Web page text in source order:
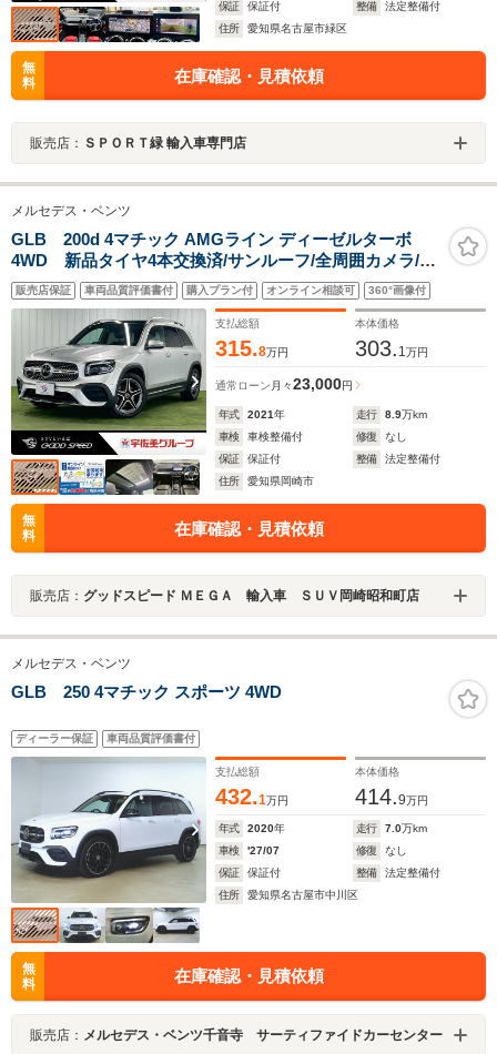
保証 保証付 整備
法定整備付
住所
愛知県名古屋市緑区
無
料
在庫確認・見積依頼
販売店： ＳＰＯＲＴ緑 輸入車専門店
メルセデス・ベンツ
GLB 200d 4マチック AMGライン ディーゼルターボ
4WD 新品タイヤ4本交換済/サンルーフ/全周囲カメラ/レ
ザーEXP/本革シート/ド/ブラインドスポットモニター/電
動リアゲート/パワーシート/シートヒーター/シートメモリ
ー/ETC2.0/デジタルインナーミラー/LEDヘッドライト
販売店保証 車両品質評価書付 購入プラン付 オンライン相談可 360°画像付
支払総額
315.8万円
本体価格
303. 1万円
通常ローン 月々23,000円
年式 2021年 走行 8.9万km
車検
車検整備付 修復
なし
保証
保証付 整備
法定整備付
住所
愛知県岡崎市
無
料
在庫確認・見積依頼
販売店： グッドスピード ＭＥＧＡ 輸入車 ＳＵＶ岡崎昭和町店
メルセデス・ベンツ
GLB 250 4マチック スポーツ 4WD
ディーラー保証 車両品質評価書付
支払総額
432.1万円
本体価格
414.9万円
年式 2020年 走行 7.0万km
車検
'27/07 修復
なし
保証
保証付 整備
法定整備付
住所
愛知県名古屋市中川区
無
料
在庫確認・見積依頼
販売店： メルセデス・ベンツ千音寺 サーティファイドカーセンター